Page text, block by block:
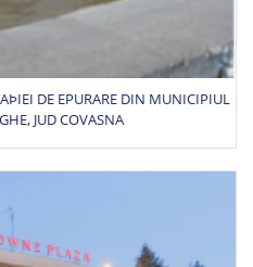
DE EPURARE DIN MUNICIPIUL
JUD COVASNA